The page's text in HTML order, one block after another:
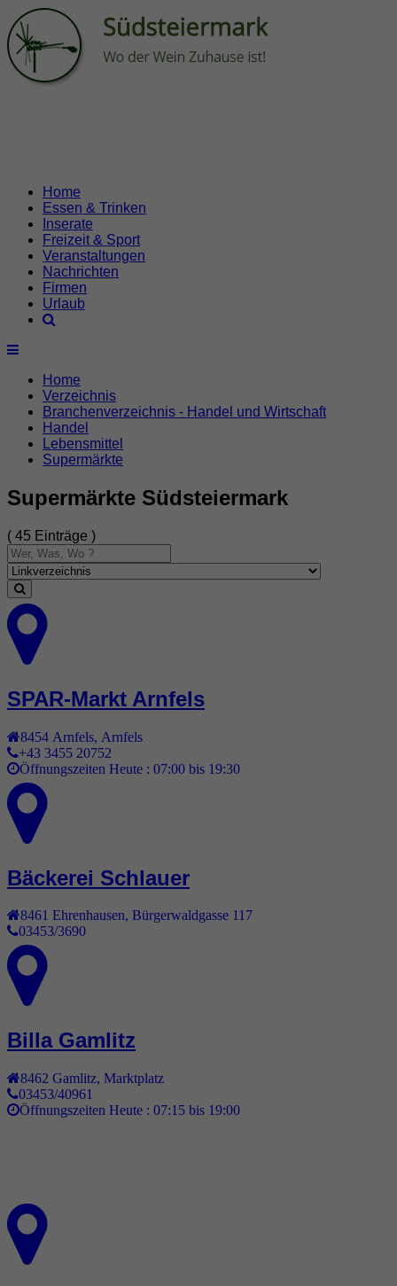
Home
Essen & Trinken
Inserate
Freizeit & Sport
Veranstaltungen
Nachrichten
Firmen
Urlaub
Home
Verzeichnis
Branchenverzeichnis - Handel und Wirtschaft
Handel
Lebensmittel
Supermärkte
Supermärkte Südsteiermark
( 45 Einträge )
SPAR-Markt Arnfels
8454 Arnfels
Arnfels
+43 3455 20752
Öffnungszeiten Heute : 07:00 bis 19:30
Bäckerei Schlauer
8461 Ehrenhausen, Bürgerwaldgasse 117
03453/3690
Billa Gamlitz
8462 Gamlitz, Marktplatz
03453/40961
Öffnungszeiten Heute : 07:15 bis 19:00